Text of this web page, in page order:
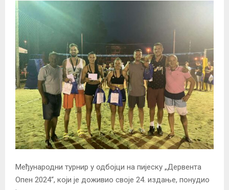
Међународни турнир у одбојци на пијеску „Дервента
Опен 2024“, који је доживио своје 24. издање, понудио